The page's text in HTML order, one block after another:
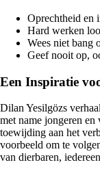
Oprechtheid en
Hard werken
Wees niet bang
Geef nooit op,
Een Inspiratie
Dilan Yesilgözs
met name jongeren
toewijding aan het
voorbeeld om te
van dierbaren,